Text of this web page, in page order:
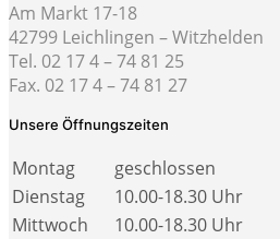
Am Markt 17-18
42799 Leichlingen – Witzhelden
Tel. 02 17 4 – 74 81 25
Fax. 02 17 4 – 74 81 27
Unsere Öffnungszeiten
Montag
geschlossen
Dienstag
10.00-18.30 Uhr
Mittwoch
10.00-18.30 Uhr